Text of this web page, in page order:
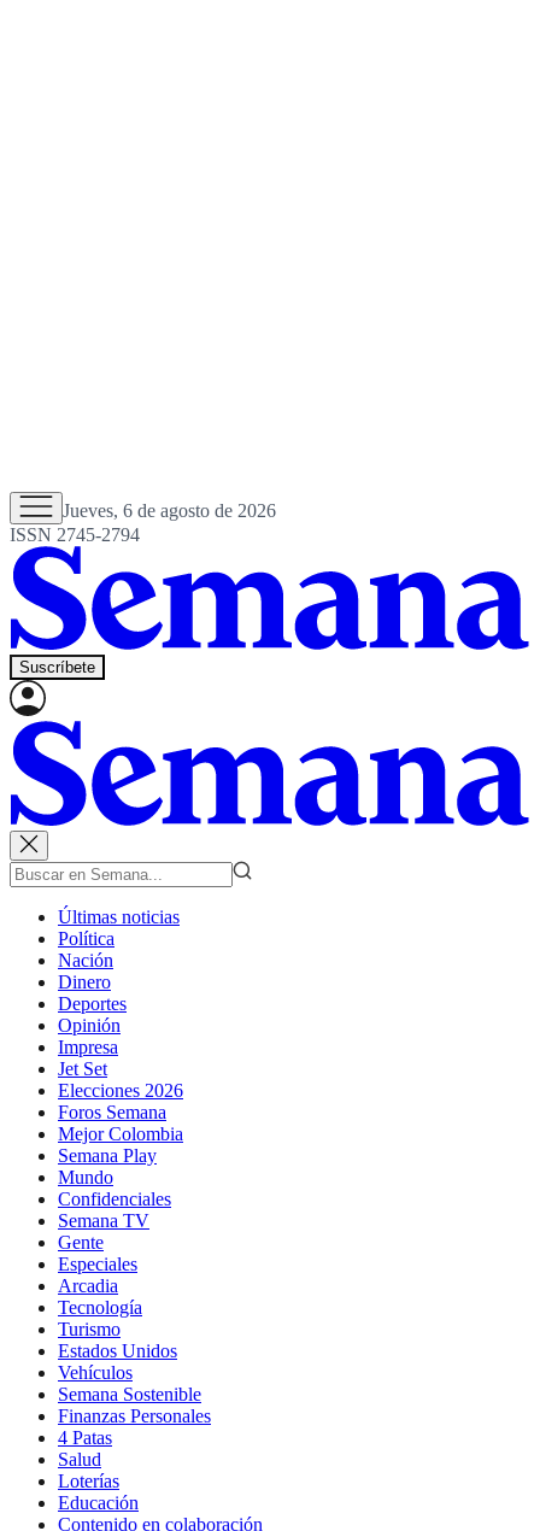
Jueves, 6 de agosto de 2026
ISSN 2745-2794
Suscríbete
Últimas noticias
Política
Nación
Dinero
Deportes
Opinión
Impresa
Jet Set
Elecciones 2026
Foros Semana
Mejor Colombia
Semana Play
Mundo
Confidenciales
Semana TV
Gente
Especiales
Arcadia
Tecnología
Turismo
Estados Unidos
Vehículos
Semana Sostenible
Finanzas Personales
4 Patas
Salud
Loterías
Educación
Contenido en colaboración